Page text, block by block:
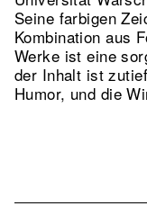
Seine farbigen
Kombination aus
Werke ist eine
der Inhalt ist
Humor, und die